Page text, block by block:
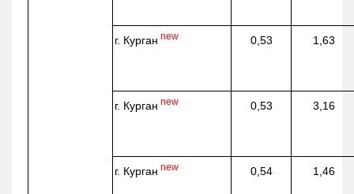
г. Курган new 0,53 1,63
г. Курган new 0,53 3,16
г. Курган new 0,54 1,46